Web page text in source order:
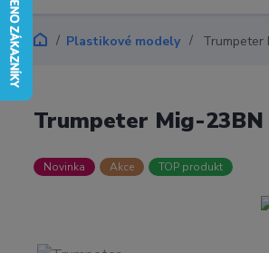
Plastikové modely Trumpeter
Trumpeter Mig-
Novinka Akce TOP produkt